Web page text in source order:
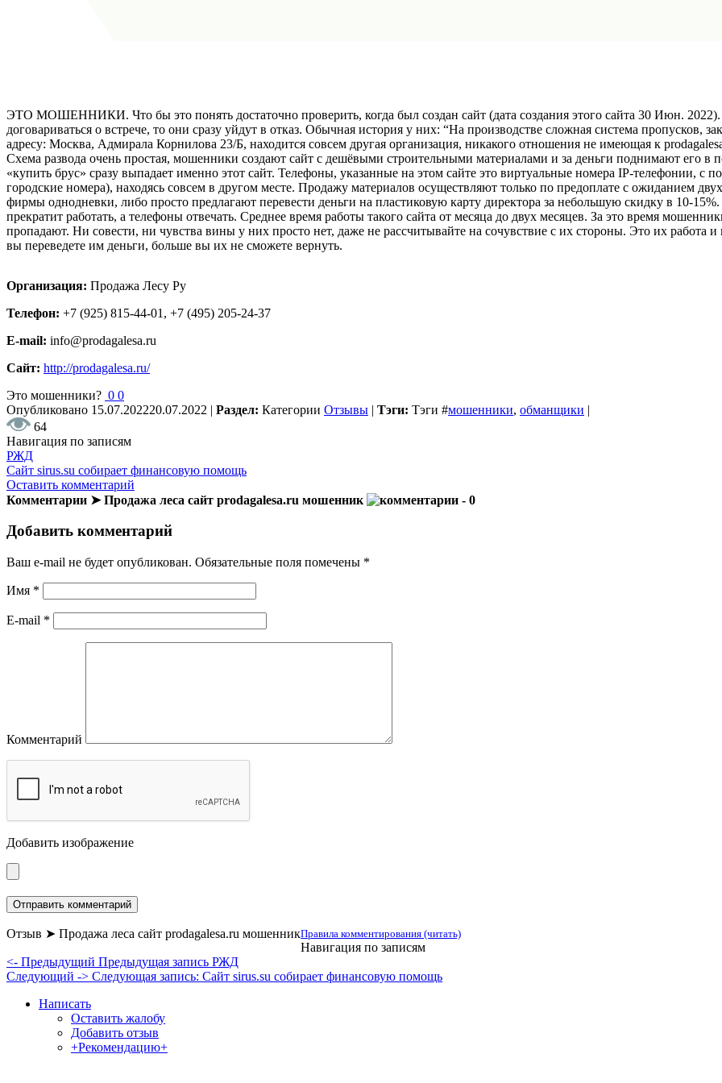
ЭТО МОШЕННИКИ. Что бы это понять достаточно проверить, когда был создан сайт (дата создания этого сайта 30 Июн. 2022).
договариваться о встрече, то они сразу уйдут в отказ. Обычная история у них: “На производстве сложная система пропусков,
адресу: Москва, Адмирала Корнилова 23/Б, находится совсем другая организация, никакого отношения не имеющая к
Схема развода очень простая, мошенники создают сайт с дешёвыми строительными материалами и за деньги поднимают его в
«купить брус» сразу выпадает именно этот сайт. Телефоны, указанные на этом сайте это виртуальные номера IP-телефонии,
городские номера), находясь совсем в другом месте. Продажу материалов осуществляют только по предоплате с ожиданием
фирмы однодневки, либо просто предлагают перевести деньги на пластиковую карту директора за небольшую скидку в 10-15%.
прекратит работать, а телефоны отвечать. Среднее время работы такого сайта от месяца до двух месяцев. За это время
пропадают. Ни совести, ни чувства вины у них просто нет, даже не рассчитывайте на сочувствие с их стороны. Это их работа
вы переведете им деньги, больше вы их не сможете вернуть.
Организация: Продажа Лесу Ру
Телефон: +7 (925) 815-44-01, +7 (495) 205-24-37
E-mail: info@prodagalesa.ru
Сайт: http://prodagalesa.ru/
Это мошенники? 0 0
Опубликовано 15.07.202220.07.2022 | Раздел: Категории Отзывы | Тэги: Тэги #мошенники, обманщики |
64
Навигация по записям
РЖД
Сайт sirus.su собирает финансовую помощь
Оставить комментарий
Комментарии ➤ Продажа леса сайт prodagalesa.ru мошенник
- 0
Добавить комментарий
Ваш e-mail не будет опубликован. Обязательные поля помечены *
Имя *
E-mail *
Комментарий
Добавить изображение
Правила комментирования (читать)
Отзыв ➤ Продажа леса сайт prodagalesa.ru мошенник
Навигация по записям
<- Предыдущий Предыдущая запись РЖД
Следующий -> Следующая запись: Сайт sirus.su собирает финансовую помощь
Написать
Оставить жалобу
Добавить отзыв
+Рекомендацию+